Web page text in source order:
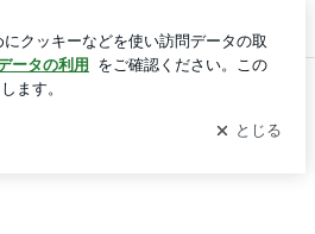
新規登録 ログイン